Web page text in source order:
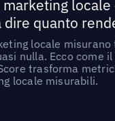
locale
dire quanto
locale misurano
nulla. Ecco come
trasforma
locale misurabili.